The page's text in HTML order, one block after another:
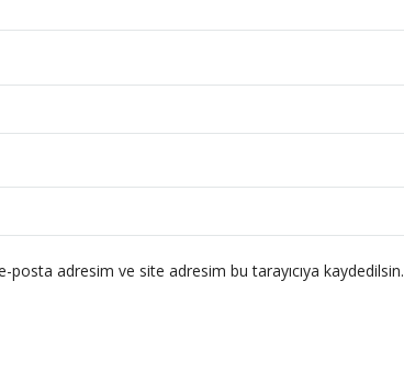
posta adresim ve site adresim bu tarayıcıya kaydedilsin.